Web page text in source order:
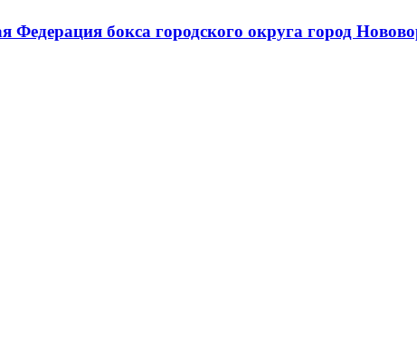
Федерация бокса городского округа город